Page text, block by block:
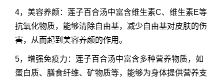
4，美容养颜：莲子百合汤中富含维生素C、维生素E等
抗氧化物质，能够清除自由基，减少自由基对皮肤的伤
害，从而起到美容养颜的作用。
5，增强免疫力：莲子百合汤中富含多种营养物质，如
蛋白质、膳食纤维、矿物质等，能够为身体提供营养支